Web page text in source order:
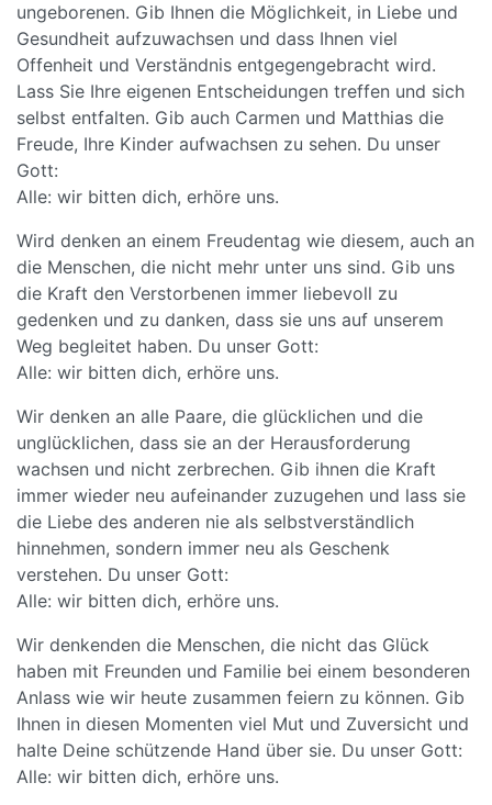
ungeborenen. Gib Ihnen die Möglichkeit, in Liebe und
Gesundheit aufzuwachsen und dass Ihnen viel
Offenheit und Verständnis entgegengebracht wird.
Lass Sie Ihre eigenen Entscheidungen treffen und sich
selbst entfalten. Gib auch Carmen und Matthias die
Freude, Ihre Kinder aufwachsen zu sehen. Du unser
Gott:
Alle: wir bitten dich, erhöre uns.
Wird denken an einem Freudentag wie diesem, auch an
die Menschen, die nicht mehr unter uns sind. Gib uns
die Kraft den Verstorbenen immer liebevoll zu
gedenken und zu danken, dass sie uns auf unserem
Weg begleitet haben. Du unser Gott:
Alle: wir bitten dich, erhöre uns.
Wir denken an alle Paare, die glücklichen und die
unglücklichen, dass sie an der Herausforderung
wachsen und nicht zerbrechen. Gib ihnen die Kraft
immer wieder neu aufeinander zuzugehen und lass sie
die Liebe des anderen nie als selbstverständlich
hinnehmen, sondern immer neu als Geschenk
verstehen. Du unser Gott:
Alle: wir bitten dich, erhöre uns.
Wir denkenden die Menschen, die nicht das Glück
haben mit Freunden und Familie bei einem besonderen
Anlass wie wir heute zusammen feiern zu können. Gib
Ihnen in diesen Momenten viel Mut und Zuversicht und
halte Deine schützende Hand über sie. Du unser Gott:
Alle: wir bitten dich, erhöre uns.